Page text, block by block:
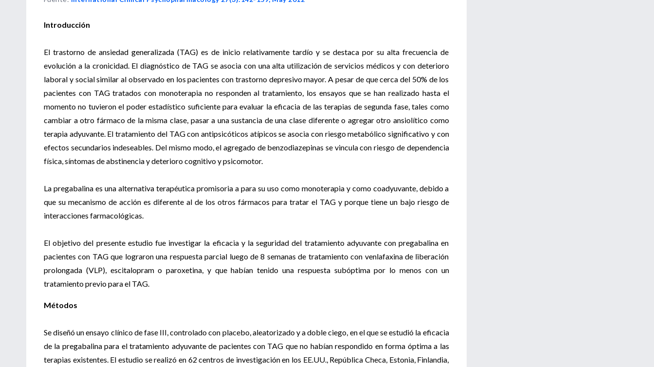
Introducción
El trastorno de ansiedad generalizada (TAG) es de inicio relativamente tardío y se destaca por su alta frecuencia de
evolución a la cronicidad. El diagnóstico de TAG se asocia con una alta utilización de servicios médicos y con deterioro
laboral y social similar al observado en los pacientes con trastorno depresivo mayor. A pesar de que cerca del 50% de los
pacientes con TAG tratados con monoterapia no responden al tratamiento, los ensayos que se han realizado hasta el
momento no tuvieron el poder estadístico suficiente para evaluar la eficacia de las terapias de segunda fase, tales como
cambiar a otro fármaco de la misma clase, pasar a una sustancia de una clase diferente o agregar otro ansiolítico como
terapia adyuvante. El tratamiento del TAG con antipsicóticos atípicos se asocia con riesgo metabólico significativo y con
efectos secundarios indeseables. Del mismo modo, el agregado de benzodiazepinas se vincula con riesgo de dependencia
física, síntomas de abstinencia y deterioro cognitivo y psicomotor.
La pregabalina es una alternativa terapéutica promisoria a para su uso como monoterapia y como coadyuvante, debido a
que su mecanismo de acción es diferente al de los otros fármacos para tratar el TAG y porque tiene un bajo riesgo de
interacciones farmacológicas.
El objetivo del presente estudio fue investigar la eficacia y la seguridad del tratamiento adyuvante con pregabalina en
pacientes con TAG que lograron una respuesta parcial luego de 8 semanas de tratamiento con venlafaxina de liberación
prolongada (VLP), escitalopram o paroxetina, y que habían tenido una respuesta subóptima por lo menos con un
tratamiento previo para el TAG.
Métodos
Se diseñó un ensayo clínico de fase III, controlado con placebo, aleatorizado y a doble ciego, en el que se estudió la eficacia
de la pregabalina para el tratamiento adyuvante de pacientes con TAG que no habían respondido en forma óptima a las
terapias existentes. El estudio se realizó en 62 centros de investigación en los EE.UU., República Checa, Estonia, Finlandia,